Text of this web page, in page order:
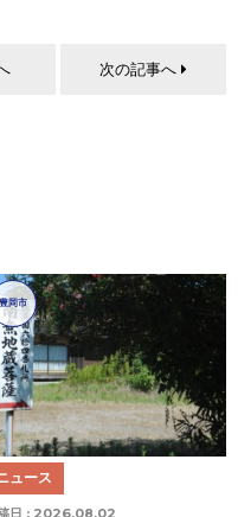
次の記事へ
豊岡市
日 : 2026.08.02
ュース